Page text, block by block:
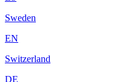
Sweden
EN
Switzerland
DE